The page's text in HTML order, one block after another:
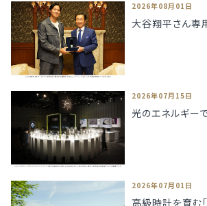
2026年08月01日
大谷翔平さん専
2026年07月15日
光のエネルギー
2026年07月01日
高級時計を育む